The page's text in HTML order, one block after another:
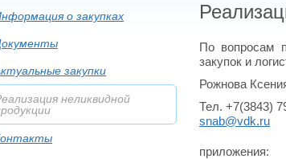
о закупках
закупки
неликвидной
По вопросам
закупок и
Рожнова
Тел. +7(3843)
snab@vdk.ru
приложения: